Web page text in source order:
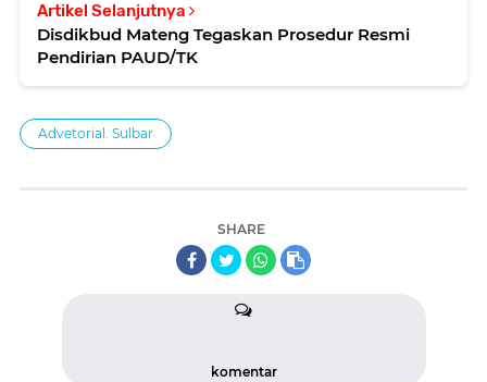
Artikel Selanjutnya
Disdikbud Mateng Tegaskan Prosedur Resmi
Pendirian PAUD/TK
Advetorial. Sulbar
SHARE
komentar